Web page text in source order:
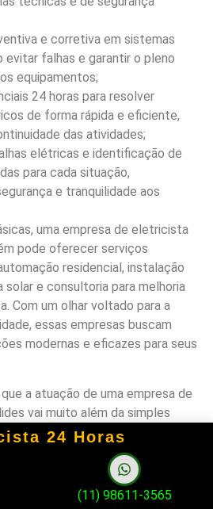
e corretiva em sistemas
evitar falhas e garantir o pleno
equipamentos;
24 horas para resolver
de forma rápida e eficiente,
das atividades;
elétricas e identificação de
para cada situação,
e tranquilidade aos
uma empresa de eletricista
pode oferecer serviços
residencial, instalação
solar e consultoria para melhoria
Com um olhar voltado para a
essas empresas buscam
modernas e eficazes para seus
a atuação de uma empresa de
vai muito além da simples
Essas empresas são
a segurança das instalações, a
técnicas e a satisfação dos
atendimento personalizado e de
24 Horas
(11) 98611-3565